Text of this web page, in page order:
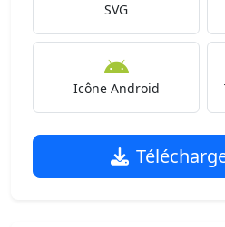
SVG
Icône Android